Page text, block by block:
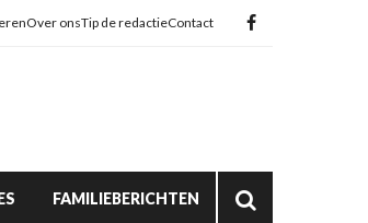
Over onsTip de redactieContact
FAMILIEBERICHTEN